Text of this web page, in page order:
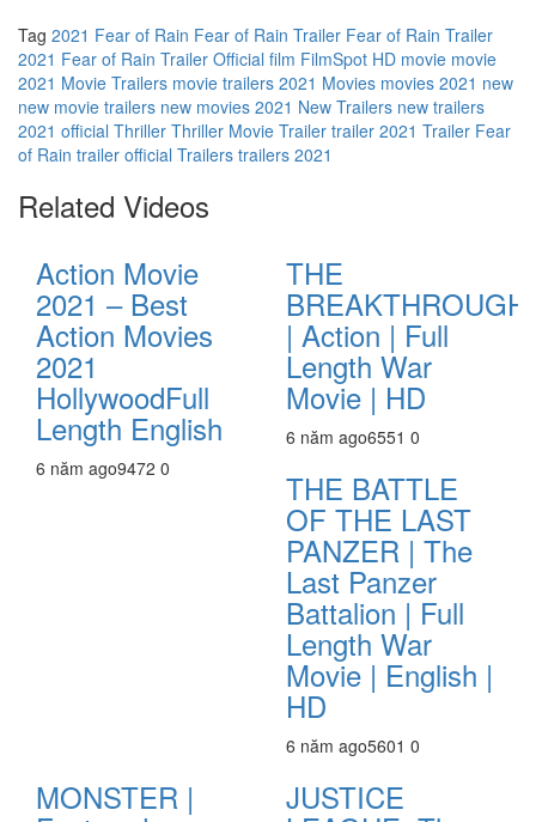
Tag 2021 Fear of Rain Fear of Rain Trailer Fear of Rain Trailer
2021 Fear of Rain Trailer Official film FilmSpot HD movie movie
2021 Movie Trailers movie trailers 2021 Movies movies 2021 new
new movie trailers new movies 2021 New Trailers new trailers
2021 official Thriller Thriller Movie Trailer trailer 2021 Trailer Fear
of Rain trailer official Trailers trailers 2021
Related Videos
Action Movie
2021 – Best
Action Movies
2021
HollywoodFull
Length English
6 năm ago9472 0
THE
BREAKTHROUGH
| Action | Full
Length War
Movie | HD
6 năm ago6551 0
THE BATTLE
OF THE LAST
PANZER | The
Last Panzer
Battalion | Full
Length War
Movie | English |
HD
6 năm ago5601 0
MONSTER | JUSTICE